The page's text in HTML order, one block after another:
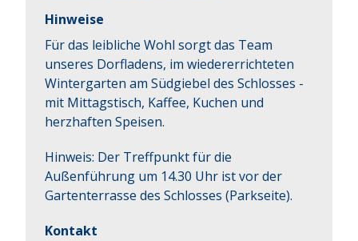
Hinweise
Für das leibliche Wohl sorgt das Team
unseres Dorfladens, im wiedererrichteten
Wintergarten am Südgiebel des Schlosses -
mit Mittagstisch, Kaffee, Kuchen und
herzhaften Speisen.
Hinweis: Der Treffpunkt für die
Außenführung um 14.30 Uhr ist vor der
Gartenterrasse des Schlosses (Parkseite).
Kontakt